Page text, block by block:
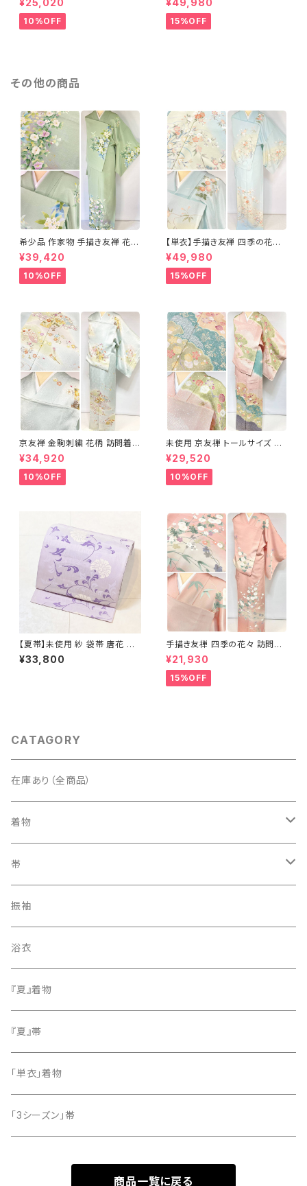
グレー 1435
¥25,020
10%OFF
テルカラー 1431
¥49,980
15%OFF
その他の商品
希少品 作家物 手描き友禅 花鳥
文 椿 沈丁花 訪問着 正絹 袷 黄
緑 青 白 1418
¥39,420
10%OFF
【単衣】手描き友禅 四季の花々
正絹 訪問着 水色 黄緑 白 パス
テルカラー 1431
¥49,980
15%OFF
京友禅 金駒刺繍 花柄 訪問着
正絹 水色 黄緑 パステルカラー
アイスグリーン 1433
¥34,920
10%OFF
未使用 京友禅 トールサイズ 染
め分け 金彩 訪問着 袷 正絹 ピ
ンク 黄緑 紫 黄色 1438
¥29,520
10%OFF
【夏帯】未使用 紗 袋帯 唐花 正
絹 紫 白 淡藤色 729
¥33,800
手描き友禅 四季の花々 訪問着
袷 正絹 サーモンピンク クリー
ム 白 桃花色 1434
¥21,930
15%OFF
CATAGORY
在庫あり（全商品）
着物
訪問着・付下げ
紬
色無地
小紋
留袖
帯
袋帯
名古屋帯
振袖
浴衣
『夏』着物
『夏』帯
「単衣」着物
「3シーズン」帯
商品一覧に戻る